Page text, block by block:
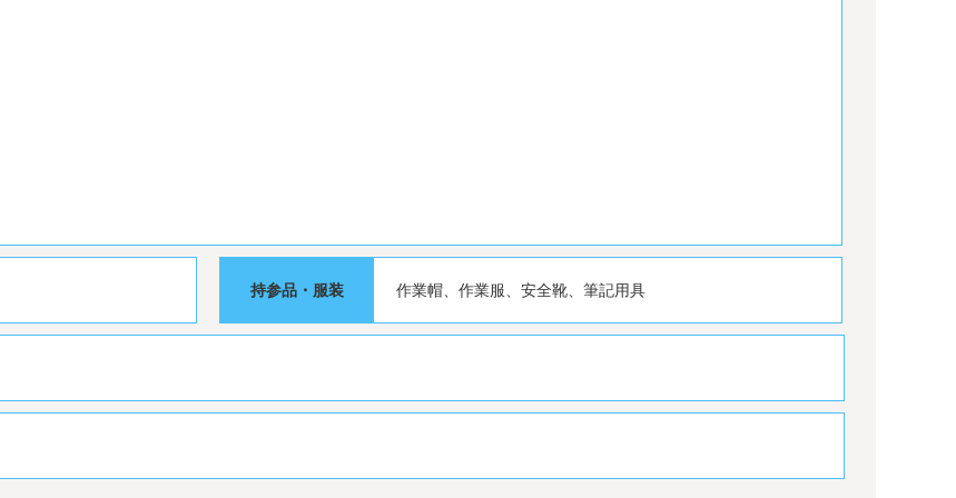
持参品・服装 作業帽、作業服、安全靴、筆記用具